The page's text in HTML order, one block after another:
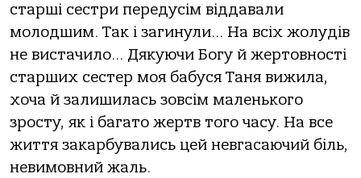
старші сестри передусім віддавали
молодшим. Так і загинули… На всіх жолудів
не вистачило… Дякуючи Богу й жертовності
старших сестер моя бабуся Таня вижила,
хоча й залишилась зовсім маленького
зросту, як і багато жертв того часу. На все
життя закарбувались цей невгасаючий біль,
невимовний жаль.